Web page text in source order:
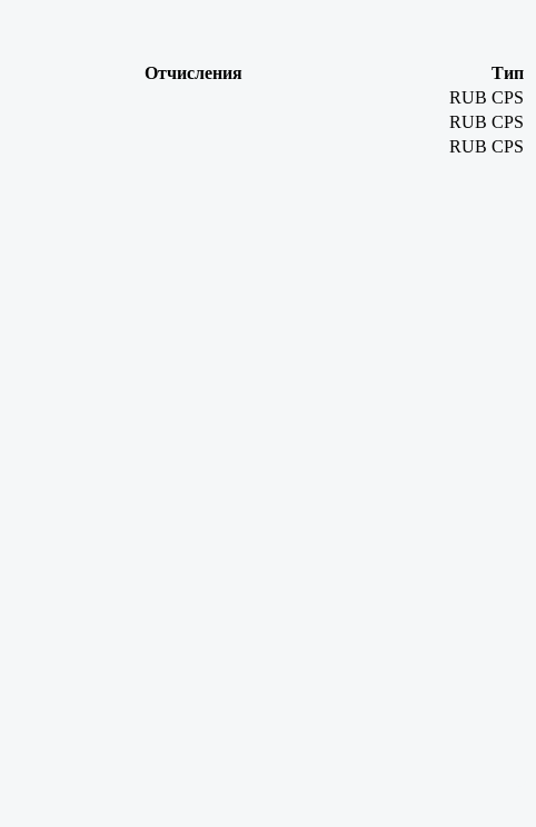
Отчисления
Тип
RUB CPS
RUB CPS
RUB CPS